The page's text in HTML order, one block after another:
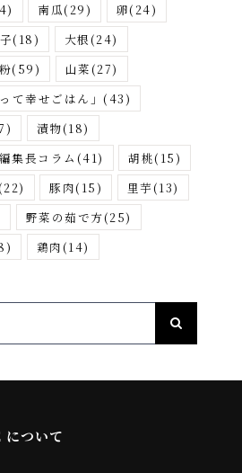
南瓜(29) 卵(24)
(18) 大根(24)
(59) 山菜(27)
て幸せごはん」 (43)
漬物(18)
編集長コラム (41) 胡桃(15)
豚肉(15) 里芋(13)
野菜の茹で方(25)
鶏肉(14)
ついて